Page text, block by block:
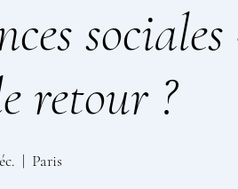
retour ?
  |
Paris